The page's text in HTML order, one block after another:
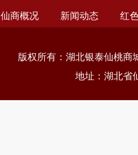
仙商概况 新闻动态 红
版权所有： 湖北银泰仙桃商
地址：湖北省